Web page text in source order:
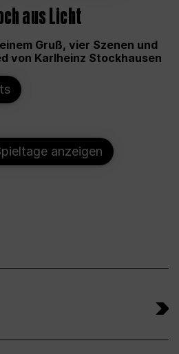
aus Licht
Gruß, vier Szenen und
von Karlheinz Stockhausen
anzeigen